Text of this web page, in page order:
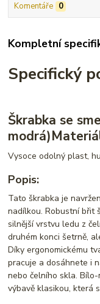
Komentáře 0
Kompletní
Specifický
Škrabka se
modrá)
Vysoce odolný plast,
Popis:
Tato škrabka je
nadílkou. Robustní břit
silnější vrstvu ledu z
druhém konci šetrně,
Díky ergonomickému
pracuje a dosáhnete i
nebo čelního skla. Bílo-
výbavě klasikou, která